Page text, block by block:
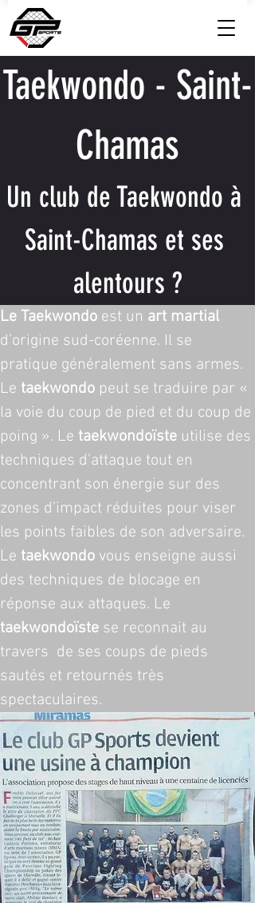
Taekwondo - Saint-
Chamas
Un club de Taekwondo à
Saint-Chamas et ses
alentours ?
Le Taekwondo est un art martial
d’origine sud-coréenne. Il se
pratique généralement sans armes.
Le taekwondo peut se traduire par «
la voie du coup de pied et du coup de
poing ». Le taekwondoïste utilise des
techniques d’attaque tout en
concentrant son énergie sur des
zones d’impact réduites pour viser
les points faibles de son adversaire.
Le taekwondo vous enseigne aussi
des techniques de blocage en
réponse aux attaques. Le
taekwondoïste se reconnait au
travers  de ses coups de pieds
sautés et retournés très
spectaculaires.